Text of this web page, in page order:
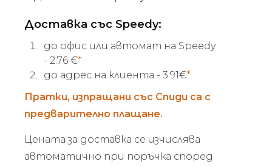
Доставка със Speedy:
до офис или автомат на Speedy
- 2.76 €*
до адрес на клиента - 3.91€*
Пратки, изпращани със Спиди са с
предварително плащане.
Цената за доставка се изчислява
автоматично при поръчка според